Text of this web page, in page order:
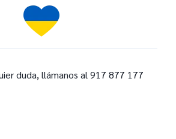
duda, llámanos al 917 877 177